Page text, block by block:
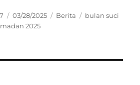
Posted
on
03/28/2025 Categories
Berita Tags
bulan suci
2025